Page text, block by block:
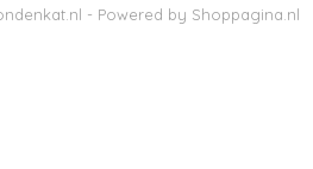
- Powered by Shoppagina.nl